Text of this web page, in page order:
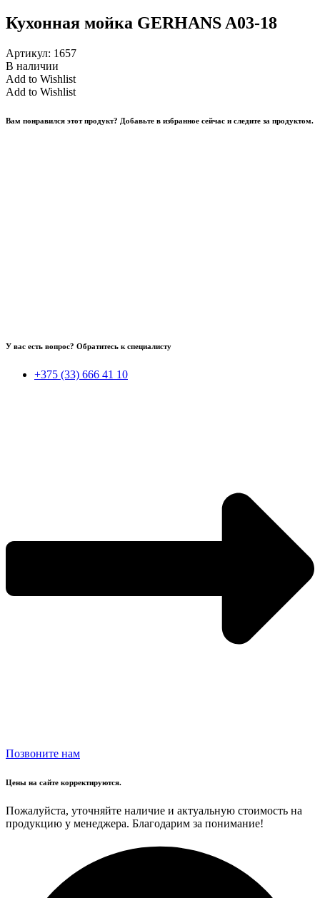
Кухонная мойка GERHANS A03-18
Артикул: 1657
В наличии
Add to Wishlist
Add to Wishlist
Вам понравился этот продукт? Добавьте в избранное сейчас и следите за продуктом.
У вас есть вопрос? Обратитесь к специалисту
+375 (33) 666 41 10
Позвоните нам
Цены на сайте корректируются.
Пожалуйста, уточняйте наличие и актуальную стоимость на
продукцию у менеджера. Благодарим за понимание!